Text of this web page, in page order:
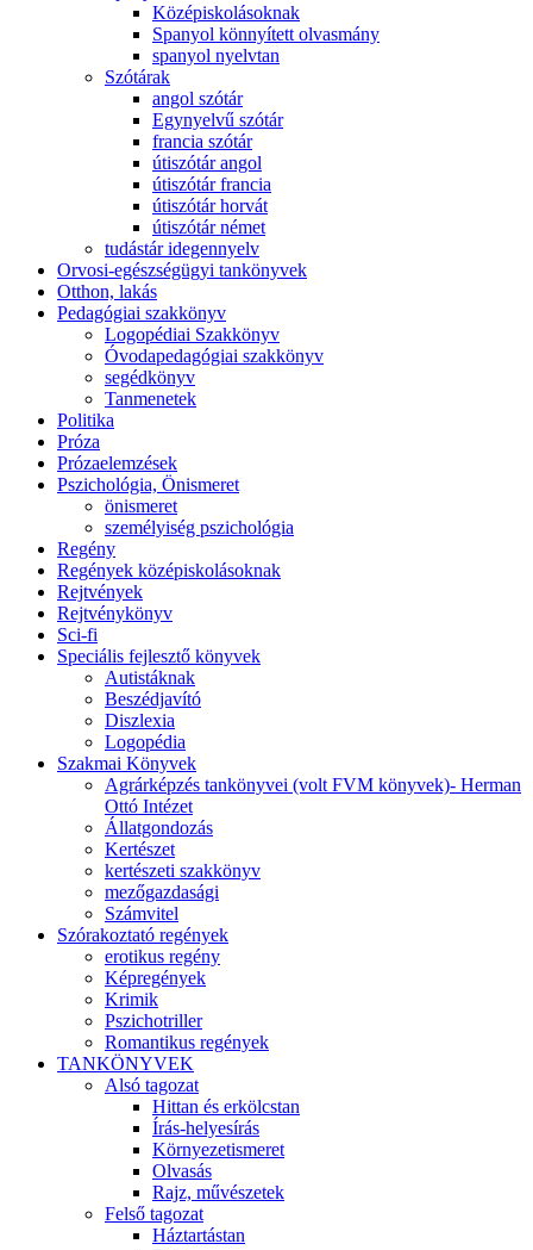
Középiskolásoknak
Spanyol könnyített olvasmány
spanyol nyelvtan
Szótárak
angol szótár
Egynyelvű szótár
francia szótár
útiszótár angol
útiszótár francia
útiszótár horvát
útiszótár német
tudástár idegennyelv
Orvosi-egészségügyi tankönyvek
Otthon, lakás
Pedagógiai szakkönyv
Logopédiai Szakkönyv
Óvodapedagógiai szakkönyv
segédkönyv
Tanmenetek
Politika
Próza
Prózaelemzések
Pszichológia, Önismeret
önismeret
személyiség pszichológia
Regény
Regények középiskolásoknak
Rejtvények
Rejtvénykönyv
Sci-fi
Speciális fejlesztő könyvek
Autistáknak
Beszédjavító
Diszlexia
Logopédia
Szakmai Könyvek
Agrárképzés tankönyvei (volt FVM könyvek)- Herman
Ottó Intézet
Állatgondozás
Kertészet
kertészeti szakkönyv
mezőgazdasági
Számvitel
Szórakoztató regények
erotikus regény
Képregények
Krimik
Pszichotriller
Romantikus regények
TANKÖNYVEK
Alsó tagozat
Hittan és erkölcstan
Írás-helyesírás
Környezetismeret
Olvasás
Rajz, művészetek
Felső tagozat
Háztartástan